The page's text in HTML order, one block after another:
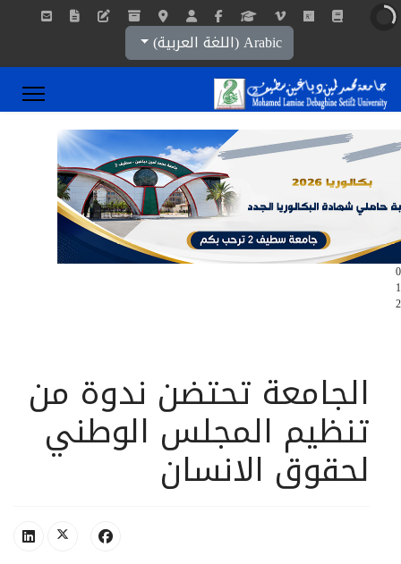
اختر لغتك
Arabic (اللغة العربية)
0
1
2
الجامعة تحتضن ندوة من
تنظيم المجلس الوطني
لحقوق الانسان